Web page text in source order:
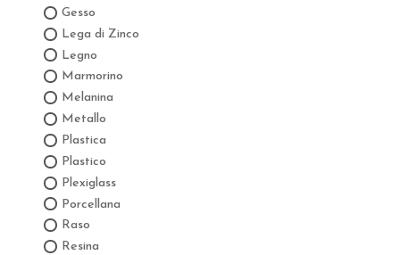
Gesso
Lega di Zinco
Legno
Marmorino
Melanina
Metallo
Plastica
Plastico
Plexiglass
Porcellana
Raso
Resina